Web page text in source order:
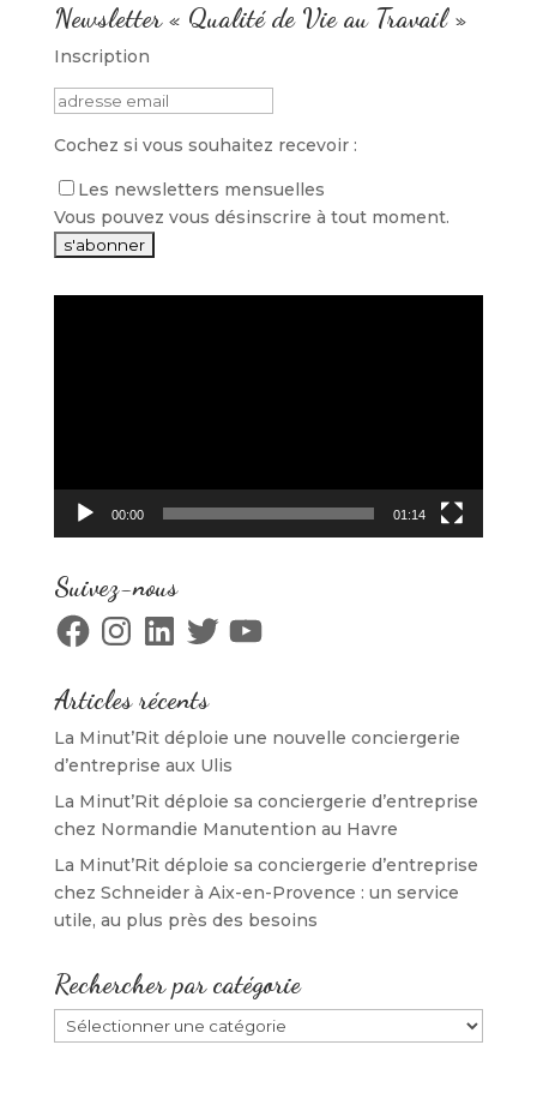
Newsletter « Qualité de Vie au Travail »
Inscription
Cochez si vous souhaitez recevoir :
Les newsletters mensuelles
Vous pouvez vous désinscrire à tout moment.
00:00 01:14
Suivez-nous
FacebookInstagramLinkedInTwitterYouTube
Articles récents
La Minut’Rit déploie une nouvelle conciergerie
d’entreprise aux Ulis
La Minut’Rit déploie sa conciergerie d’entreprise
chez Normandie Manutention au Havre
La Minut’Rit déploie sa conciergerie d’entreprise
chez Schneider à Aix-en-Provence : un service
utile, au plus près des besoins
Rechercher par catégorie
Rechercher
par